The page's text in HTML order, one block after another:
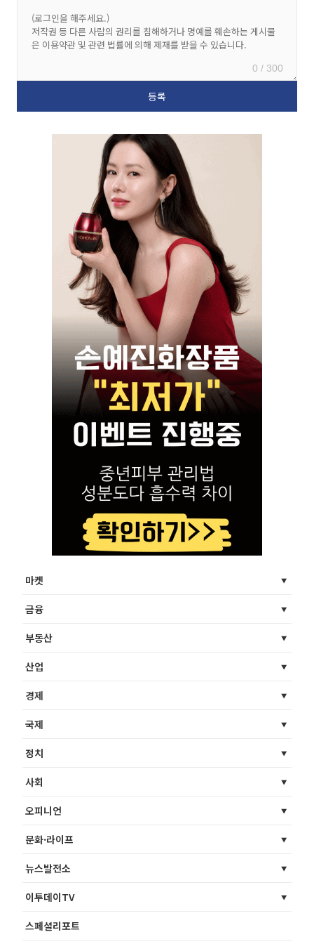
0 / 300
마켓
금융
부동산
산업
경제
국제
정치
사회
오피니언
문화·라이프
뉴스발전소
이투데이TV
스페셜리포트